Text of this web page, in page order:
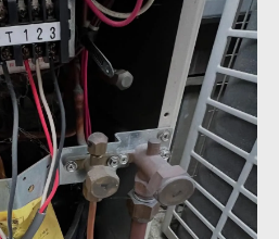
メリットを考慮した選択
用を抑えるためのポイント
での成功事例に学ぶエアコ
延ばすメンテナンス法
ンが長持ちする理由